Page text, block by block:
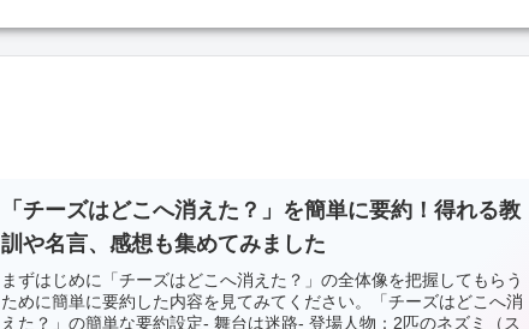
「チーズはどこへ消えた？」を簡単に要約！得れる教
訓や名言、感想も集めてみました
まずはじめに「チーズはどこへ消えた？」の全体像を把握してもらう
ために簡単に要約した内容を見てみてください。「チーズはどこへ消
えた？」の簡単な要約設定- 舞台は迷路- 登場人物：2匹のネズミ（ス